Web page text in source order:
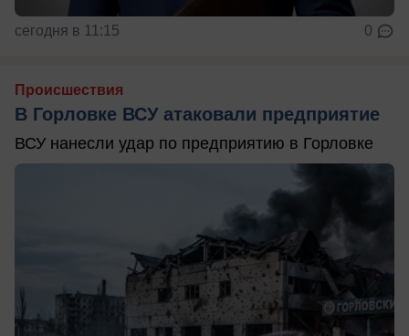
сегодня в 11:15 0
Происшествия
В Горловке ВСУ атаковали предприятие
ВСУ нанесли удар по предприятию в Горловке